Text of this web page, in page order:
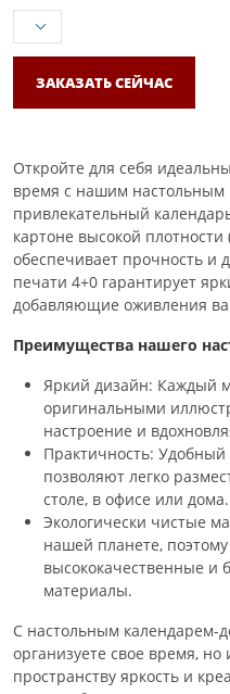
ЗАКАЗАТЬ СЕЙЧАС
Откройте для себя
время с нашим настольным
привлекательный
картоне высокой плотности
обеспечивает прочность и
печати 4+0 гарантирует
добавляющие оживления
Преимущества нашего
Яркий дизайн: Каждый
оригинальными
настроение и
Практичность:
позволяют легко
столе, в офисе или дома.
Экологически чистые
нашей планете,
высококачественные и
материалы.
С настольным календарем-
организуете свое время, но
пространству яркость и